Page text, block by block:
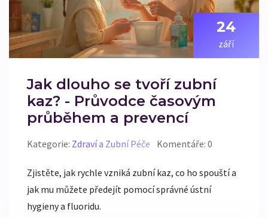
24
září
Jak dlouho se tvoří zubní
kaz? - Průvodce časovým
průběhem a prevencí
Kategorie: Zdraví a Zubní Péče Komentáře: 0
Zjistěte, jak rychle vzniká zubní kaz, co ho spouští a
jak mu můžete předejít pomocí správné ústní
hygieny a fluoridu.